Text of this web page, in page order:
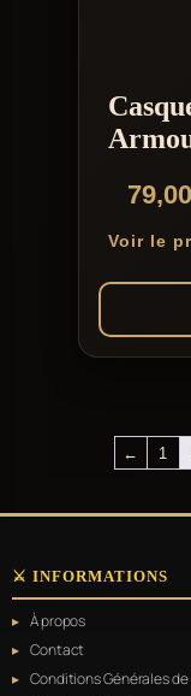
Voir le
variations.
peuvent
sur
la
page
du
produit
← 1
⚔️ INFORMATIONS
À propos
Contact
Conditions Générales de